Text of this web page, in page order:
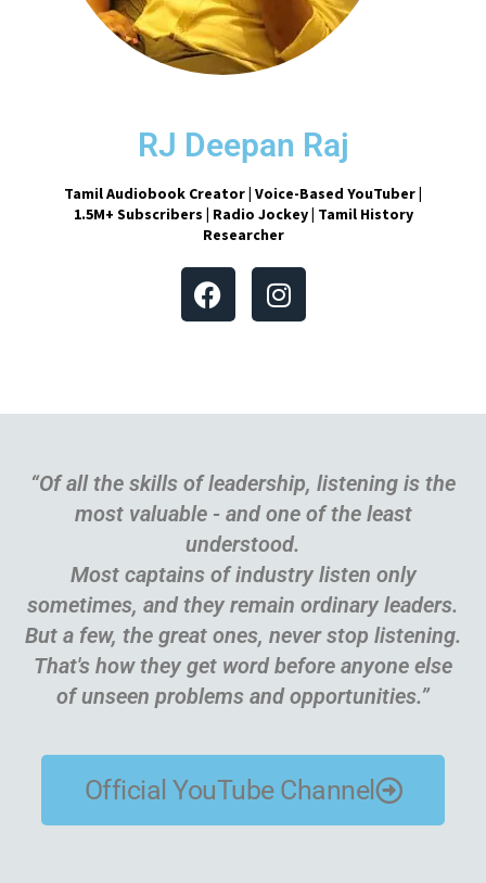
RJ Deepan Raj
Tamil Audiobook Creator | Voice-Based YouTuber |
1.5M+ Subscribers | Radio Jockey | Tamil History
Researcher
“Of all the skills of leadership, listening is the
most valuable - and one of the least
understood.
Most captains of industry listen only
sometimes, and they remain ordinary leaders.
But a few, the great ones, never stop listening.
That's how they get word before anyone else
of unseen problems and opportunities.”
Official YouTube Channel